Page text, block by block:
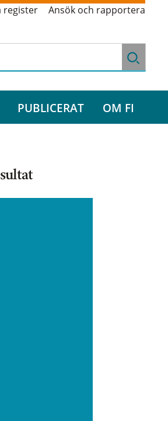
register Ansök och rapportera
PUBLICERAT OM FI